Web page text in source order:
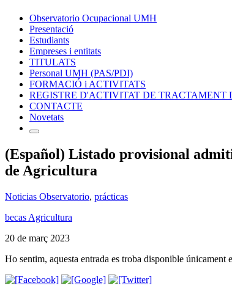
Observatorio Ocupacional UMH
Presentació
Estudiants
Empreses i entitats
TITULATS
Personal UMH (PAS/PDI)
FORMACIÓ i ACTIVITATS
REGISTRE D'ACTIVITAT DE TRACTAMENT
CONTACTE
Novetats
(Español) Listado provisional
de Agricultura
Noticias Observatorio, prácticas
becas Agricultura
20 de març 2023
Ho sentim, aquesta entrada es troba disponible únicament